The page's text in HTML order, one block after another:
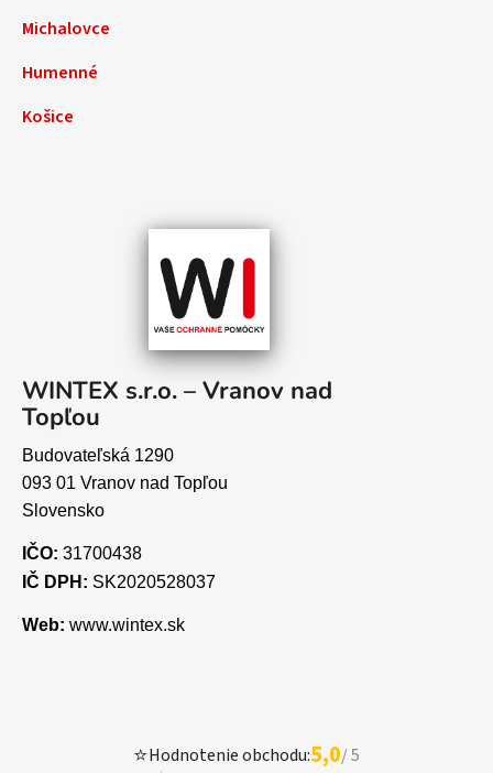
Michalovce
Humenné
Košice
WINTEX s.r.o. – Vranov nad
Topľou
Budovateľská 1290
093 01 Vranov nad Topľou
Slovensko
IČO: 31700438
IČ DPH: SK2020528037
Web: www.wintex.sk
⭐Hodnotenie obchodu:5,0/ 5